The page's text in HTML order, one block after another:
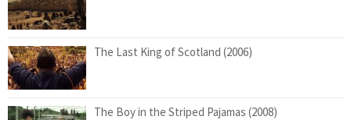
The Last King of Scotland (2006)
The Boy in the Striped Pajamas (2008)